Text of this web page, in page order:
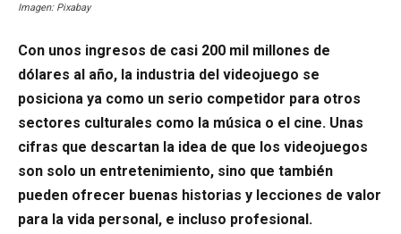
Imagen: Pixabay
Con unos ingresos de casi 200 mil millones de
dólares al año, la industria del videojuego se
posiciona ya como un serio competidor para otros
sectores culturales como la música o el cine. Unas
cifras que descartan la idea de que los videojuegos
son solo un entretenimiento, sino que también
pueden ofrecer buenas historias y lecciones de valor
para la vida personal, e incluso profesional.